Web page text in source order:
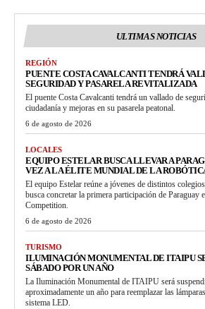
ULTIMAS NOTICIAS
REGIÓN
PUENTE COSTA CAVALCANTI TENDRÁ
SEGURIDAD Y PASARELA REVITALIZADA
El puente Costa Cavalcanti tendrá un vallado de
ciudadanía y mejoras en su pasarela peatonal.
6 de agosto de 2026
LOCALES
EQUIPO ESTELAR BUSCA LLEVAR A
VEZ A LA ÉLITE MUNDIAL DE LA
El equipo Estelar reúne a jóvenes de distintos
busca concretar la primera participación de Paraguay
Competition.
6 de agosto de 2026
TURISMO
ILUMINACIÓN MONUMENTAL DE ITAIPU
SÁBADO POR UN AÑO
La Iluminación Monumental de ITAIPU será
aproximadamente un año para reemplazar las
sistema LED.